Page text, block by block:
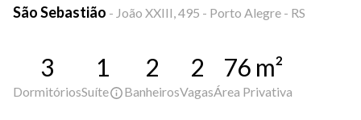
São Sebastião - João XXIII, 495 - Porto Alegre - RS
3
Dormitórios
1
Suíte
2
Banheiros
2
Vagas
76 m²
Área Privativa